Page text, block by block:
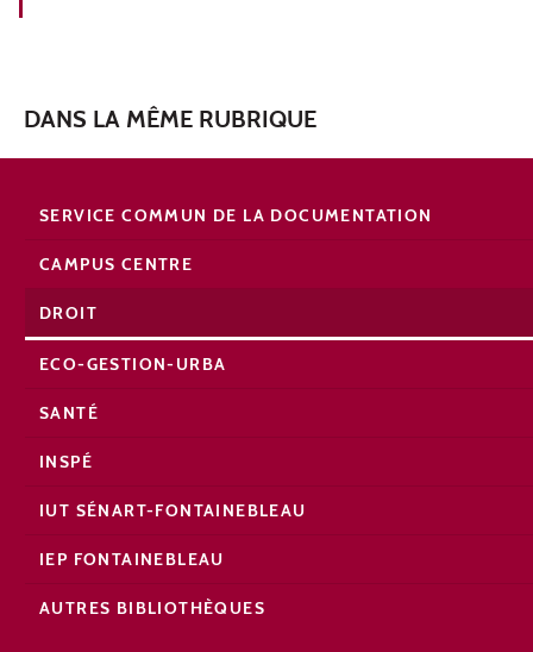
DANS LA MÊME RUBRIQUE
SERVICE COMMUN DE LA DOCUMENTATION
CAMPUS CENTRE
DROIT
ECO-GESTION-URBA
SANTÉ
INSPÉ
IUT SÉNART-FONTAINEBLEAU
IEP FONTAINEBLEAU
AUTRES BIBLIOTHÈQUES